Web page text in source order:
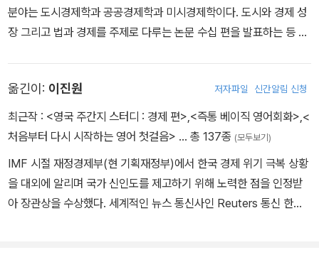
분야는 도시경제학과 공공경제학과 미시경제학이다. 도시와 경제 성
장 그리고 법과 경제를 주제로 다루는 논문 수십 편을 발표하는 등 지
시각을 바꿔놓은 역작으로 꼽힌다. 전 세계 언론과 학자로부터 극찬
을 받았으며, 지금도 꾸준히 회자되고 있다. 〈뉴욕 타임스〉에서는 “번
뜩이는 통찰은 물론 가치 높은 여러 정책 제안을 담고 있다”라고 평했
Economic Research)에서 도시경제학워킹그룹(Urban Econom
ics Working Group)을 이끌고 있으며, 국제성장센터(Internation
al Growth Center) 내 도시 연구 프로그램의 공동 책임자다. 공공
옮긴이: 이진원 저자파일 신간알림 신청
최근작 : <영국 주간지 스터디 : 경제 편> <즉통 베이직 영어회화> <
처음부터 다시 시작하는 영어 첫걸음> … 총 137종 (모두보기)
IMF 시절 재정경제부(현 기획재정부)에서 한국 경제 위기 극복 상황
을 대외에 알리며 국가 신인도를 제고하기 위해 노력한 점을 인정받
아 장관상을 수상했다. 세계적인 뉴스 통신사인 Reuters 통신 한국